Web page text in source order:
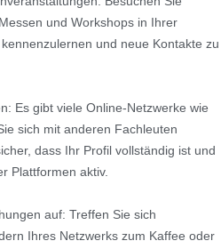
und Workshops in Ihrer
und neue Kontakte zu
Es gibt viele Online-Netzwerke wie
sich mit anderen Fachleuten
dass Ihr Profil vollständig ist und
Plattformen aktiv.
auf: Treffen Sie sich
Ihres Netzwerks zum Kaffee oder